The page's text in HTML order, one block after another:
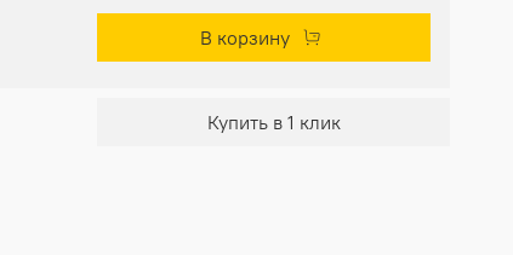
В корзину
Купить в 1 клик